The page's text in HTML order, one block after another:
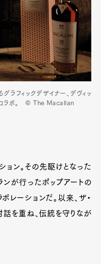
ラフィックデザイナー、デヴィッ
のコラボ。 © The Macallan
ョン。その先駆けとなった
ンが行ったポップアートの
レーションだ。以来、ザ・
話を重ね、伝統を守りなが